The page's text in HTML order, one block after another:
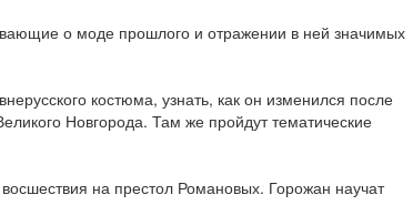
о моде прошлого и отражении в ней значимых
костюма, узнать, как он изменился после
Новгорода. Там же пройдут тематические
на престол Романовых. Горожан научат